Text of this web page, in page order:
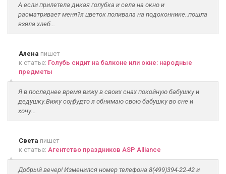
А если прилетела дикая голубка и села на окно и
расматривает меня?я цветок поливала на подоконнике..пошла
взяла хлеб...
Алена пишет
к статье: Голубь сидит на балконе или окне: народные
предметы
Я в последнее время вижу в своих снах покойную бабушку и
дедушку.Вижу соң, будто я обнимаю свою бабушку во сне и
хочу...
Света пишет
к статье: Агентство праздников ASP Alliance
Добрый вечер! Изменился номер телефона 8(499)394-22-42 и